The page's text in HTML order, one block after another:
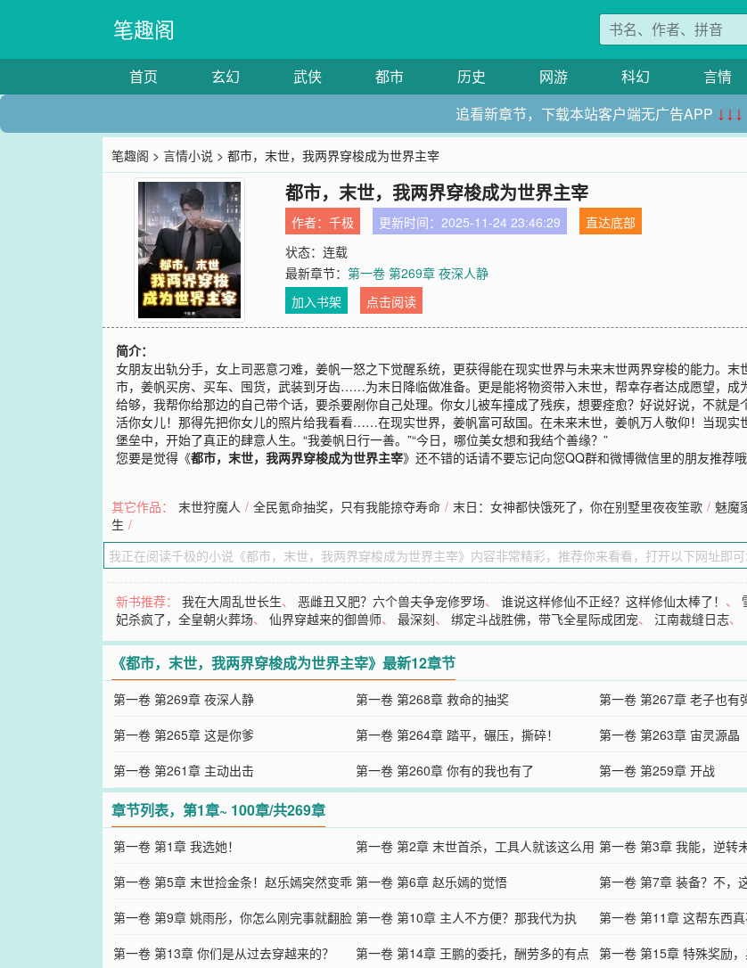
笔趣阁
首页 玄幻 武侠 都市 历史 网游 科幻 言情
追看新章节，下载本站客户端无广告APP ↓↓↓
笔趣阁 >言情小说 > 都市，末世，我两界穿梭成为世界主宰
都市，末世，我两界穿梭成为世界主宰
作者：千极 更新时间：2025-11-24 23:46:29
直达底部
状态：连载
最新章节：第一卷 第269章 夜深人静
加入书架
点击阅读
简介：
女朋友出轨分手，女上司恶意刁难，姜帆一怒之下觉醒系统，更获得能在现实世界与未来末世两界穿梭的能力。
市，姜帆买房、买车、囤货，武装到牙齿……为末日降临做准备。更是能将物资带入末世，帮幸存者达成愿望，
给够，我帮你给那边的自己带个话，要杀要剐你自己处理。你女儿被车撞成了残疾，想要痊愈？好说好说，不就
活你女儿！那得先把你女儿的照片给我看看……在现实世界，姜帆富可敌国。在未来末世，姜帆万人敬仰！当现实
堡垒中，开始了真正的肆意人生。“我姜帆日行一善。”“今日，哪位美女想和我结个善缘？”
您要是觉得《都市，末世，我两界穿梭成为世界主宰》还不错的话请不要忘记向您QQ群和微博微信里的朋友推荐哦
其它作品： 末世狩魔人 / 全民氪命抽奖，只有我能掠夺寿命 / 末日：女神都快饿死了，你在别墅里夜夜笙歌 / 魅魔
生 /
新书推荐：我在大周乱世长生、恶雌丑又肥？六个兽夫争宠修罗场、谁说这样修仙不正经？这样修仙太棒了！ 、
妃杀疯了，全皇朝火葬场、仙界穿越来的御兽师、最深刻、绑定斗战胜佛，带飞全星际成团宠、江南裁缝日志、
《都市，末世，我两界穿梭成为世界主宰》最新12章节
第一卷 第269章 夜深人静 第一卷 第268章 救命的抽奖 第一卷 第267章 老子也有
第一卷 第265章 这是你爹
第一卷 第264章 踏平，碾压，撕碎！ 第一卷 第263章 宙灵源晶
第一卷 第261章 主动出击
第一卷 第260章 你有的我也有了 第一卷 第259章 开战
章节列表，第1章~ 100章/共269章
第一卷 第1章 我选她！ 第一卷 第2章 末世首杀，工具人就该这么用 第一卷 第3章 我能，逆转未
第一卷 第5章 末世捡金条！赵乐嫣突然变乖
了？
第一卷 第6章 赵乐嫣的觉悟 第一卷 第7章 装备？不，
第一卷 第9章 姚雨彤，你怎么刚完事就翻脸
不认人？
第一卷 第10章 主人不方便？那我代为执
行！
第一卷 第11章 这帮东西
你
第一卷 第13章 你们是从过去穿越来的？
第一卷 第14章 王鹏的委托，酬劳多的有点 第一卷 第15章 特殊奖励